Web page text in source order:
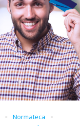
- Normateca -